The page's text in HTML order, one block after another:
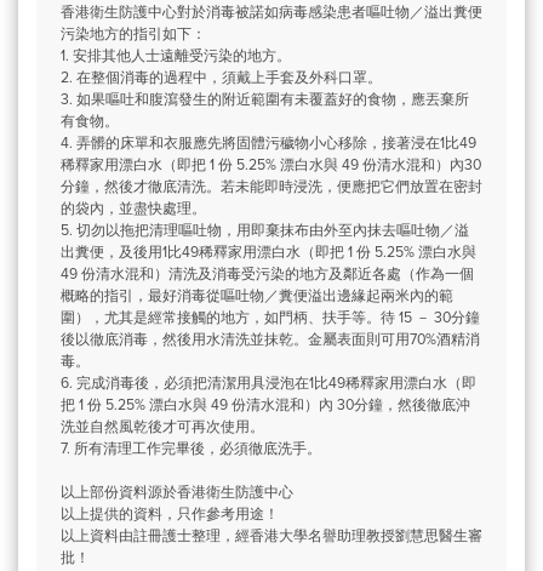
香港衛生防護中心對於消毒被諾如病毒感染患者嘔吐物／溢出糞便
污染地方的指引如下：
1. 安排其他人士遠離受污染的地方。
2. 在整個消毒的過程中，須戴上手套及外科口罩。
3. 如果嘔吐和腹瀉發生的附近範圍有未覆蓋好的食物，應丟棄所
有食物。
4. 弄髒的床單和衣服應先將固體污穢物小心移除，接著浸在1比49
稀釋家用漂白水（即把 1 份 5.25% 漂白水與 49 份清水混和）內30
分鐘，然後才徹底清洗。若未能即時浸洗，便應把它們放置在密封
的袋內，並盡快處理。
5. 切勿以拖把清理嘔吐物，用即棄抹布由外至內抹去嘔吐物／溢
出糞便，及後用1比49稀釋家用漂白水（即把 1 份 5.25% 漂白水與
49 份清水混和）清洗及消毒受污染的地方及鄰近各處（作為一個
概略的指引，最好消毒從嘔吐物／糞便溢出邊緣起兩米內的範
圍），尤其是經常接觸的地方，如門柄、扶手等。待 15 － 30分鐘
後以徹底消毒，然後用水清洗並抹乾。金屬表面則可用70%酒精消
毒。
6. 完成消毒後，必須把清潔用具浸泡在1比49稀釋家用漂白水（即
把 1 份 5.25% 漂白水與 49 份清水混和）內 30分鐘，然後徹底沖
洗並自然風乾後才可再次使用。
7. 所有清理工作完畢後，必須徹底洗手。
以上部份資料源於香港衛生防護中心
以上提供的資料，只作參考用途！
以上資料由註冊護士整理，經香港大學名譽助理教授劉慧思醫生審
批！